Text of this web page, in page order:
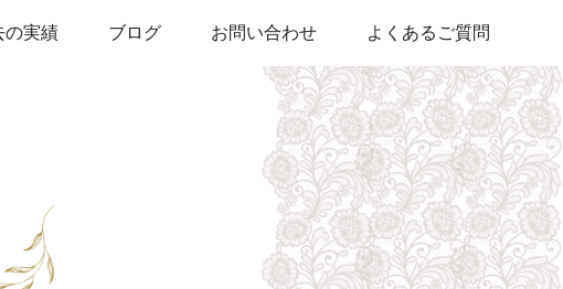
の実績 ブログ お問い合わせ よくあるご質問